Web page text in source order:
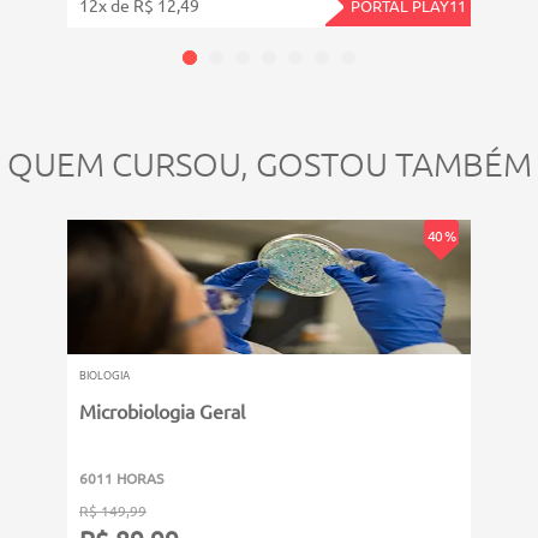
12x de R$ 12,49 PORTAL PLAY11
QUEM CURSOU, GOSTOU TAMBÉM
40 %
BIOLOGIA
Microbiologia Geral
6011 HORAS
R$ 149,99